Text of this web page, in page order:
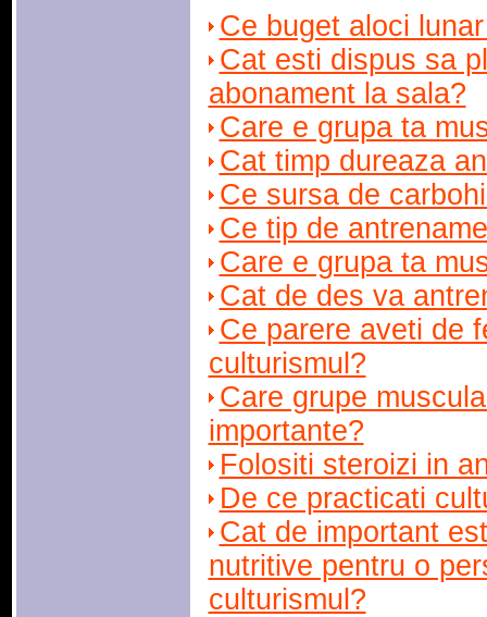
Ce buget aloci
Cat esti dispus sa
abonament la sala?
Care e grupa ta
Cat timp dureaza
Ce sursa de
Ce tip de
Care e grupa ta
Cat de des va
Ce parere aveti de
culturismul?
Care grupe
importante?
Folositi steroizi in
De ce practicati
Cat de important
nutritive pentru o
culturismul?